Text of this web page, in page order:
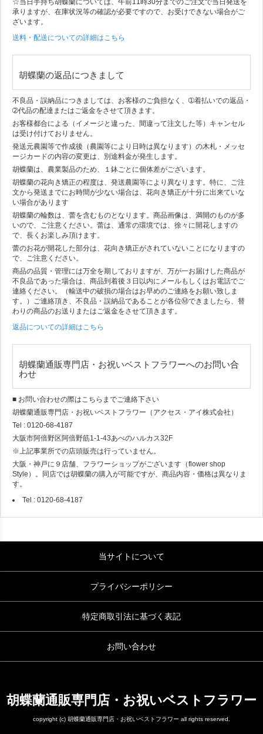
☆当日手持ち胡蝶蘭については、午前11時30分までのご注文で当日発送を
承りますが、在庫状況等の確認が必要ですので、お受けできない場合がご
ざいます。
送料・配送についての詳細はこちら
胡蝶蘭の返品につきまして
不良品・誤納品につきましては、お客様のご負担なく、➀着払いでの返品・
➁代品の配達またはご返金をさせて頂きます。
お客様都合による（イメージと違った、間違って注文した等）キャンセル
は受け付けておりません。
発送元農園等で作成後（農園等により日時は異なります）の木札・メッセ
ージカードの内容の変更は、別途料金が発生します。
胡蝶蘭は、農業製品のため、１鉢ごとに個体差がございます。
胡蝶蘭の花向き矯正の程度は、発送農園等により異なります。特に、ご注
文から発送までにお時間が少ない場合は、花向き矯正が十分に出来ていな
い場合があります
胡蝶蘭の輪数は、蕾を含むものとなります。商品画像は、満開のものが多
いので、ご注意ください。蕾は、通常の環境では、徐々に開花しますの
で、長くお楽しみ頂けます。
蕾のお花が開花した部分は、花向き矯正がされていないことになりますの
で、ご注意ください。
商品の品質・管理には万全を期しておりますが、万が一お届けした商品が
不良品であった場合は、商品到着後３日以内にメールもしくはお電話でご
連絡ください。（輸送中の破損の場合はお早めのご連絡をお願い致しま
す。）ご連絡頂き、不良品・誤納品であることが各位Ⓜできましたら、替
わりの商品のお送りまたはご返金をさせて頂きます。
返品についての詳細はこちら
胡蝶蘭通販専門店・お祝いベストフラワーへのお問い合
わせ
■ お問い合わせの際はこちらまでご連絡下さい
胡蝶蘭通販専門店・お祝いベストフラワー（アクセス・アイ株式会社）
Tel : 0120-68-4187
大阪市阿倍野区阿倍野筋1-1-43あべのハルカス32F
※上記事業所での店頭販売は行っていません。
大阪・神戸に９店舗、フラワーショップがございます（flower shop
Style）。同店では胡蝶蘭の購入が可能ですが、商品内容・価格は異なりま
す。
Tel : 0120-68-4187
当サイトについて
プライバシーポリシー
特定商取引法に基づく表記
お問い合わせ
胡蝶蘭通販専門店・お祝いベストフラワー
copyright (c) 胡蝶蘭通販専門店・お祝いベストフラワー all rights reserved.